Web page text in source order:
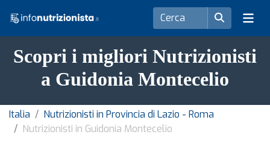
Scopri i migliori Nutrizionisti
a Guidonia Montecelio
Italia
Nutrizionisti in Provincia di Lazio - Roma
Nutrizionisti in Guidonia Montecelio